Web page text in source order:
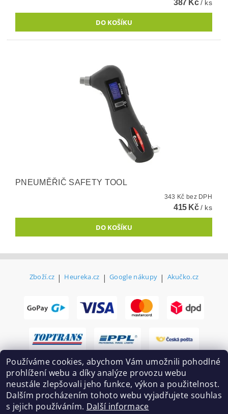
387 Kč/ ks
PNEUMĚŘIČ SAFETY TOOL
343 Kč bez DPH
415 Kč/ ks
Zboží.cz | Heureka.cz | Google nákupy | Akučko.cz
Používáme cookies, abychom Vám umožnili pohodlné
prohlížení webu a díky analýze provozu webu
neustále zlepšovali jeho funkce, výkon a použitelnost.
Dalším procházením tohoto webu vyjadřujete souhlas
s jejich používáním. Další informace